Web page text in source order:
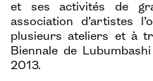
et ses activités de
association d’artistes
plusieurs ateliers et à
Biennale de
2013.